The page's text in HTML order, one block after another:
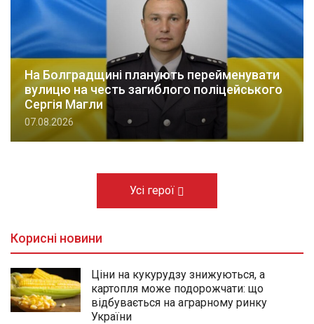
На Болградщині планують перейменувати
вулицю на честь загиблого поліцейського
Сергія Магли
07.08.2026
Усі герої
Корисні новини
Ціни на кукурудзу знижуються, а
картопля може подорожчати: що
відбувається на аграрному ринку
України